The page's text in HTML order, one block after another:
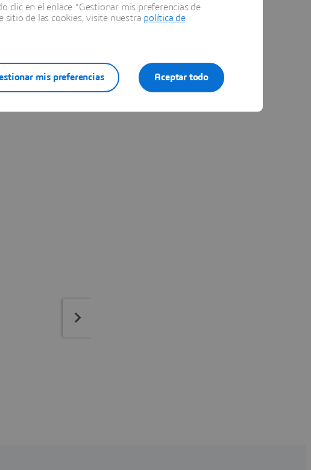
clic en el enlace "Gestionar mis preferencias de
sitio de las cookies, visite nuestra política de
Aceptar todo
mis preferencias